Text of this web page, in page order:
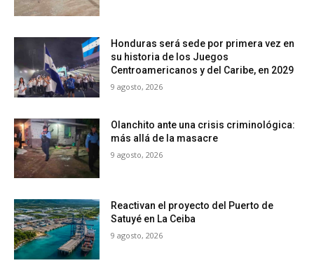
Honduras será sede por primera vez en
su historia de los Juegos
Centroamericanos y del Caribe, en 2029
9 agosto, 2026
Olanchito ante una crisis criminológica:
más allá de la masacre
9 agosto, 2026
Reactivan el proyecto del Puerto de
Satuyé en La Ceiba
9 agosto, 2026